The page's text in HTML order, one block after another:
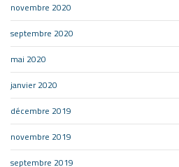
novembre 2020
septembre 2020
mai 2020
janvier 2020
décembre 2019
novembre 2019
septembre 2019